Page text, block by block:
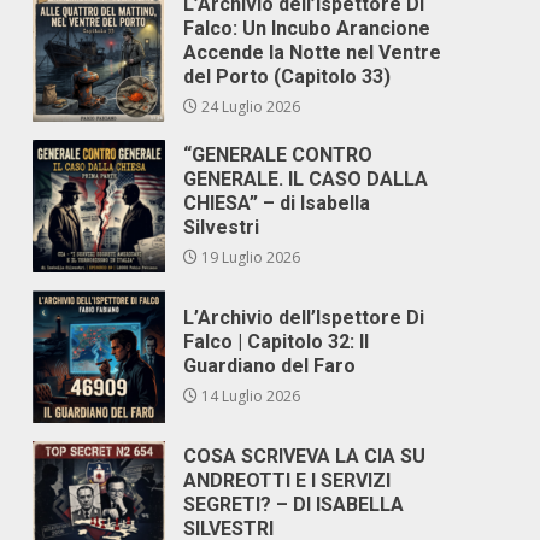
Falco: Un Incubo Arancione
Accende la Notte nel Ventre
del Porto (Capitolo 33)
24 Luglio 2026
“GENERALE CONTRO
GENERALE. IL CASO DALLA
CHIESA” – di Isabella
Silvestri
19 Luglio 2026
L’Archivio dell’Ispettore Di
Falco | Capitolo 32: Il
Guardiano del Faro
14 Luglio 2026
COSA SCRIVEVA LA CIA SU
ANDREOTTI E I SERVIZI
SEGRETI? – DI ISABELLA
SILVESTRI